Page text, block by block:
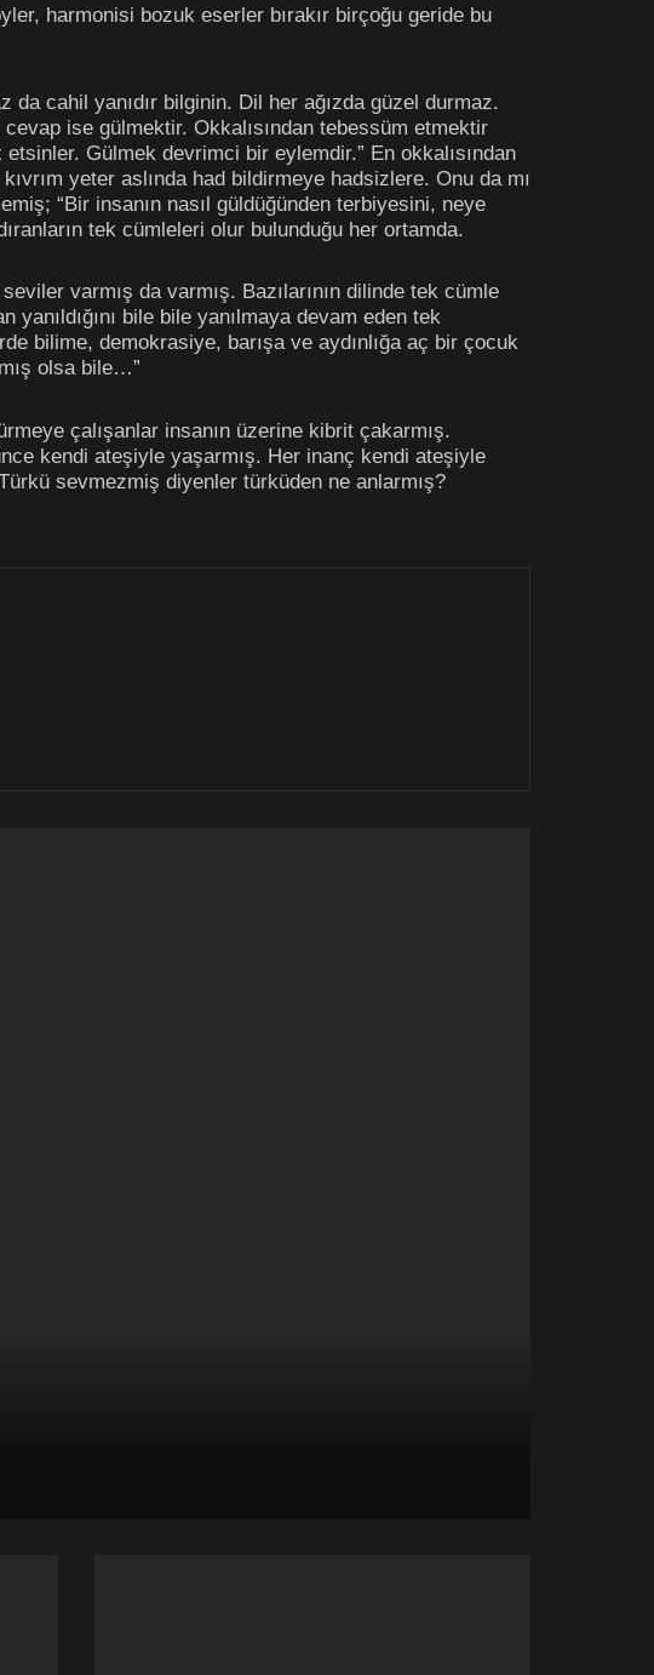
harmonisi bozuk eserler bırakır birçoğu geride bu
cahil yanıdır bilginin. Dil her ağızda güzel durmaz.
ise gülmektir. Okkalısından tebessüm etmektir
Gülmek devrimci bir eylemdir.” En okkalısından
yeter aslında had bildirmeye hadsizlere. Onu da mı
“Bir insanın nasıl güldüğünden terbiyesini, neye
tek cümleleri olur bulunduğu her ortamda.
varmış da varmış. Bazılarının dilinde tek cümle
bile bile yanılmaya devam eden tek
bilime, demokrasiye, barışa ve aydınlığa aç bir çocuk
olsa bile…”
çalışanlar insanın üzerine kibrit çakarmış.
kendi ateşiyle yaşarmış. Her inanç kendi ateşiyle
sevmezmiş diyenler türküden ne anlarmış?